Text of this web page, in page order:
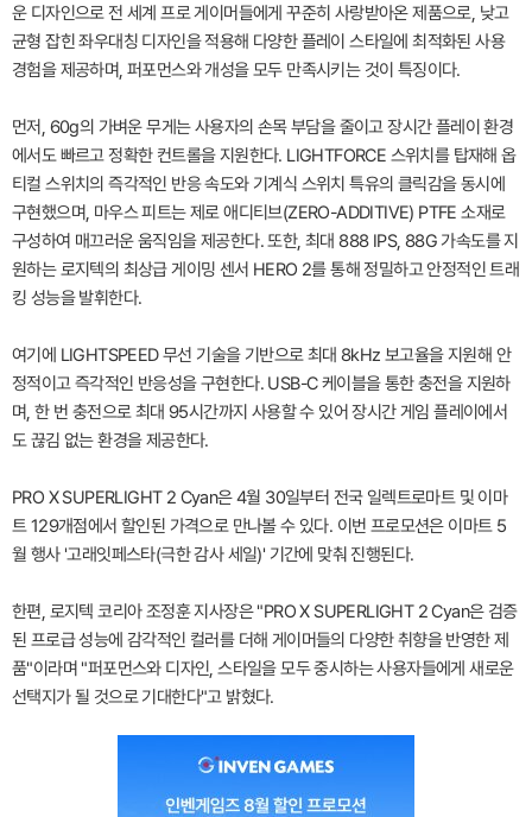
운 디자인으로 전 세계 프로 게이머들에게 꾸준히 사랑받아온 제품으로, 낮고
균형 잡힌 좌우대칭 디자인을 적용해 다양한 플레이 스타일에 최적화된 사용
경험을 제공하며, 퍼포먼스와 개성을 모두 만족시키는 것이 특징이다.
먼저, 60g의 가벼운 무게는 사용자의 손목 부담을 줄이고 장시간 플레이 환경
에서도 빠르고 정확한 컨트롤을 지원한다. LIGHTFORCE 스위치를 탑재해 옵
티컬 스위치의 즉각적인 반응 속도와 기계식 스위치 특유의 클릭감을 동시에
구현했으며, 마우스 피트는 제로 애디티브(ZERO-ADDITIVE) PTFE 소재로
구성하여 매끄러운 움직임을 제공한다. 또한, 최대 888 IPS, 88G 가속도를 지
원하는 로지텍의 최상급 게이밍 센서 HERO 2를 통해 정밀하고 안정적인 트래
킹 성능을 발휘한다.
여기에 LIGHTSPEED 무선 기술을 기반으로 최대 8kHz 보고율을 지원해 안
정적이고 즉각적인 반응성을 구현한다. USB-C 케이블을 통한 충전을 지원하
며, 한 번 충전으로 최대 95시간까지 사용할 수 있어 장시간 게임 플레이에서
도 끊김 없는 환경을 제공한다.
PRO X SUPERLIGHT 2 Cyan은 4월 30일부터 전국 일렉트로마트 및 이마
트 129개점에서 할인된 가격으로 만나볼 수 있다. 이번 프로모션은 이마트 5
월 행사 '고래잇페스타(극한 감사 세일)' 기간에 맞춰 진행된다.
한편, 로지텍 코리아 조정훈 지사장은 "PRO X SUPERLIGHT 2 Cyan은 검증
된 프로급 성능에 감각적인 컬러를 더해 게이머들의 다양한 취향을 반영한 제
품"이라며 "퍼포먼스와 디자인, 스타일을 모두 중시하는 사용자들에게 새로운
선택지가 될 것으로 기대한다"고 밝혔다.